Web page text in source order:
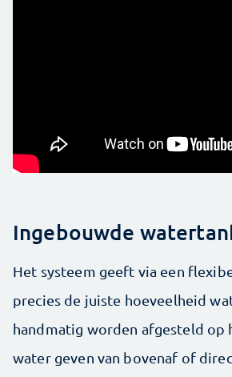
Ingebouwde
Het systeem geeft via een
precies de juiste hoeveelheid
handmatig worden afgesteld op
water geven van bovenaf of